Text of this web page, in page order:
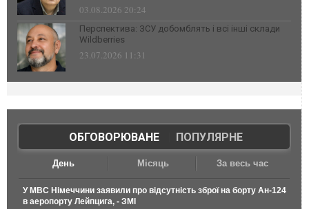
03.08.2026 20:24
Перспектива: ЗСУ добомблять і всі інші склади
Wildberries
23.07.2026 11:31
ОБГОВОРЮВАНЕ| ПОПУЛЯРНЕ
День Місяць За весь час
У МВС Німеччини заявили про відсутність зброї на борту Ан-124
в аеропорту Лейпцига, - ЗМІ